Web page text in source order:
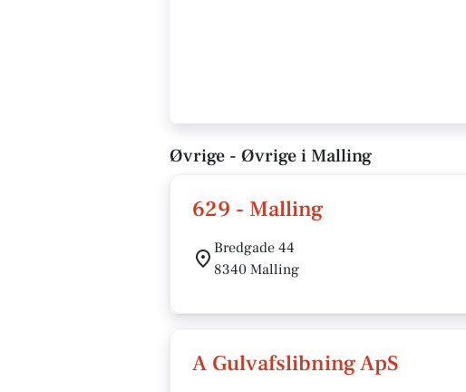
Øvrige - Øvrige i Malling
629 - Malling
Bredgade 44
8340 Malling
A Gulvafslibning ApS